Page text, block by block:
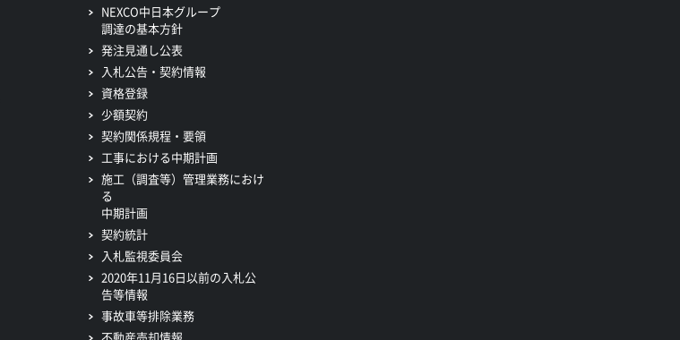
NEXCO中日本グループ
調達の基本方針
発注見通し公表
入札公告・契約情報
資格登録
少額契約
契約関係規程・要領
工事における中期計画
施工（調査等）管理業務におけ
る
中期計画
契約統計
入札監視委員会
2020年11月16日以前の入札公
告等情報
事故車等排除業務